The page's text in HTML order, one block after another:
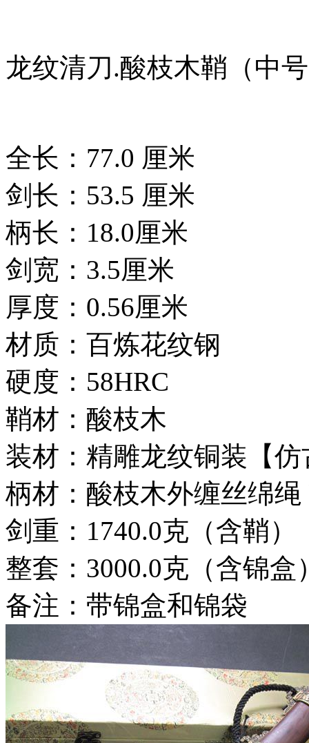
龙纹清刀.酸枝木鞘（中
全长：77.0 厘米
剑长：53.5 厘米
柄长：18.0厘米
剑宽：3.5厘米
厚度：0.56厘米
材质：百炼花纹钢
硬度：58HRC
鞘材：酸枝木
装材：精雕龙纹铜装【
柄材：酸枝木外缠丝绵绳
剑重：1740.0克（含鞘）
整套：3000.0克（含锦盒
备注：带锦盒和锦袋